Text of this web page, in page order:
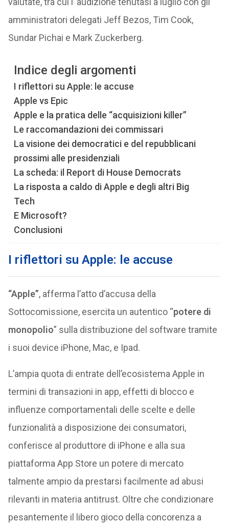
amministratori delegati Jeff Bezos, Tim Cook,
Sundar Pichai e Mark Zuckerberg.
Indice degli argomenti
I riflettori su Apple: le accuse
Apple vs Epic
Apple e la pratica delle “acquisizioni killer”
Le raccomandazioni dei commissari
La visione dei democratici e del repubblicani
prossimi alle presidenziali
La scheda: il Report di House Democrats
La risposta a caldo di Apple e degli altri Big
Tech
E Microsoft?
Conclusioni
I riflettori su Apple: le accuse
“Apple”, afferma l’atto d’accusa della
Sottocomissione, esercita un autentico “potere di
monopolio” sulla distribuzione del software tramite
i suoi device iPhone, Mac, e Ipad.
L’ampia quota di entrate dell’ecosistema Apple in
termini di transazioni in app, effetti di blocco e
influenze comportamentali delle scelte e delle
funzionalità a disposizione dei consumatori,
conferisce al produttore di iPhone e alla sua
piattaforma App Store un potere di mercato
talmente ampio da prestarsi facilmente ad abusi
rilevanti in materia antitrust. Oltre che condizionare
pesantemente il libero gioco della concorenza a